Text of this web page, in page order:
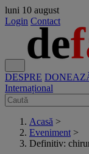
luni 10 august
Login Contact
DESPRE
Internațional
Acasă >
Eveniment >
Definitiv: